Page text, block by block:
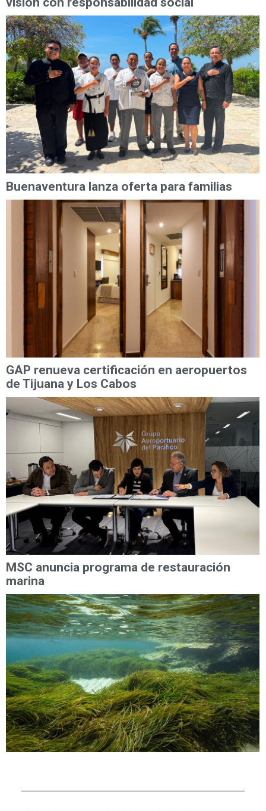
Buenaventura lanza oferta para familias
GAP renueva certificación en aeropuertos
de Tijuana y Los Cabos
MSC anuncia programa de restauración
marina